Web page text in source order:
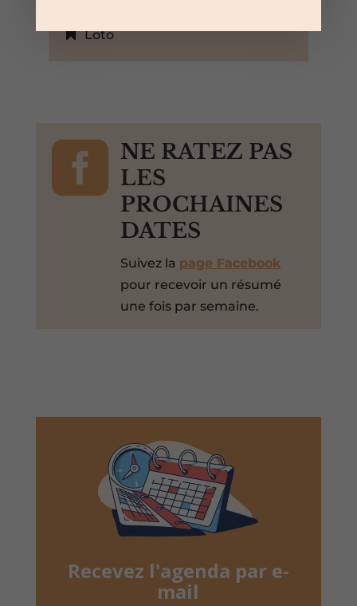
Loto

NE RATEZ PAS
LES
PROCHAINES
DATES
Suivez la page Facebook
pour recevoir un résumé
une fois par semaine.
Recevez l'agenda par e-
mail